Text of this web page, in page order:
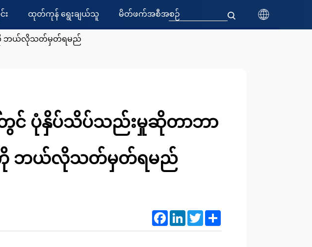
း ထုတ်ကုန် ရွေးချယ်သူ မိတ်ဖက်အစီအစဉ်
ကို ဘယ်လိုသတ်မှတ်ရမည်
တွင် ပုံနှိပ်သိပ်သည်းမှုဆိုတာဘာ
ကို ဘယ်လိုသတ်မှတ်ရမည်
FacebookLinkedIn Twitter